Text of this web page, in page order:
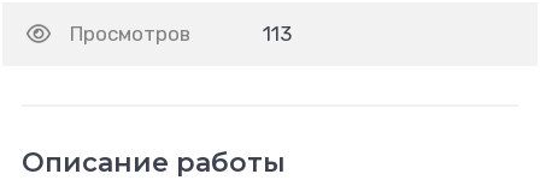
Просмотров 113
Описание работы